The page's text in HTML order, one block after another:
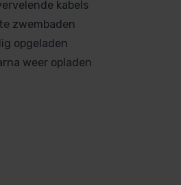
kabels
zwembaden
opgeladen
weer opladen